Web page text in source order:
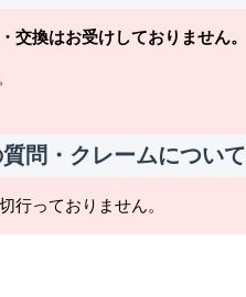
交換はお受けしておりません。
問・クレームについて
行っておりません。